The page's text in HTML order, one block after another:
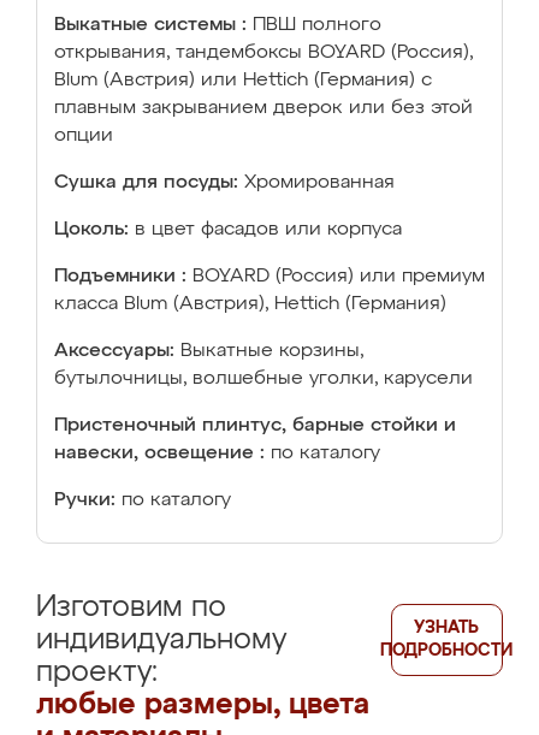
Выкатные системы :
ПВШ полного
открывания, тандембоксы BOYARD (Россия),
Blum (Австрия) или Hettich (Германия) с
плавным закрыванием дверок или без этой
опции
Сушка для посуды: Хромированная
Цоколь: в цвет фасадов или корпуса
Подъемники : BOYARD (Россия) или премиум
класса Blum (Австрия), Hettich (Германия)
Аксессуары: Выкатные корзины,
бутылочницы, волшебные уголки, карусели
Пристеночный плинтус, барные стойки и
навески, освещение : по каталогу
Ручки: по каталогу
Изготовим по
индивидуальному
проекту:
любые размеры, цвета
УЗНАТЬ
ПОДРОБНОСТИ